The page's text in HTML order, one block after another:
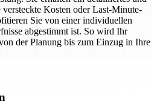
Kosten oder Last-Minute-
Sie von einer individuellen
abgestimmt ist. So wird Ihr
der Planung bis zum Einzug in Ihre